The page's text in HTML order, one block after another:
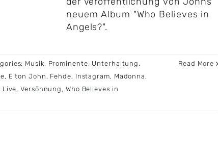
neuem Album "Who Believes in
Angels?".
Musik, Prominente, Unterhaltung ,
, Elton John , Fehde, Instagram, Madonna ,
Live,Versöhnung , Who Believes in
Read More